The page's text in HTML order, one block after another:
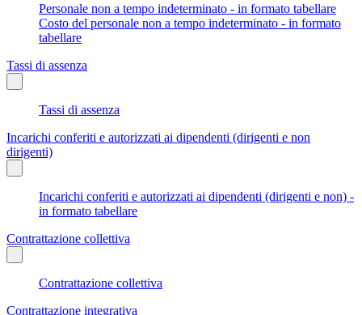
Personale non a tempo indeterminato - in formato tabellare
Costo del personale non a tempo indeterminato - in formato
tabellare
Tassi di assenza
Tassi di assenza
Incarichi conferiti e autorizzati ai dipendenti (dirigenti e non
dirigenti)
Incarichi conferiti e autorizzati ai dipendenti (dirigenti e non) -
in formato tabellare
Contrattazione collettiva
Contrattazione collettiva
Contrattazione integrativa